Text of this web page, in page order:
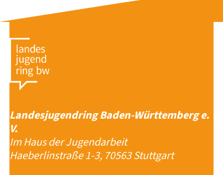
Landesjugendring Baden-Württemberg e.
V.
Im Haus der Jugendarbeit
Haeberlinstraße 1-3, 70563 Stuttgart